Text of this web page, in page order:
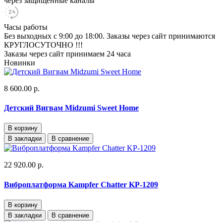
Часы работы
Без выходных с 9:00 до 18:00. Заказы через сайт принимаются
КРУГЛОСУТОЧНО !!!
Заказы через сайт принимаем 24 часа
Новинки
8 600.00 р.
Детский Вигвам Midzumi Sweet Home
В корзину
В закладки
В сравнение
22 920.00 р.
Виброплатформа Kampfer Chatter KP-1209
В корзину
В закладки
В сравнение